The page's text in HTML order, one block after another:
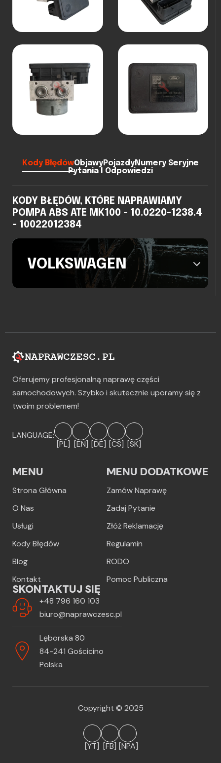
Kody BłędówObjawyPojazdyNumery Seryjne
Pytania I Odpowiedzi
KODY BŁĘDÓW, KTÓRE NAPRAWIAMY
POMPA ABS ATE MK100 - 10.0220-1238.4
- 10022012384
VOLKSWAGEN
Oferujemy profesjonalną naprawę części
samochodowych. Szybko i skutecznie uporamy się z
twoim problemem!
LANGUAGE:
[PL] [EN] [DE] [CS] [SK]
MENU
Strona Główna
O Nas
Usługi
Kody Błędów
Blog
Kontakt
MENU DODATKOWE
Zamów Naprawę
Zadaj Pytanie
Złóż Reklamację
Regulamin
RODO
Pomoc Publiczna
SKONTAKTUJ SIĘ
+48 796 160 103
biuro@naprawczesc.pl
Lęborska 80
84-241 Gościcino
Polska
Copyright © 2025
[YT] [FB] [NPA]